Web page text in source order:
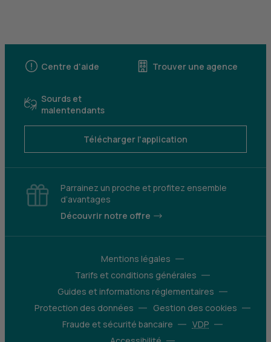
Centre d'aide Trouver une agence
Sourds et
malentendants
Télécharger l'application
Parrainez un proche et profitez ensemble
d’avantages
Découvrir notre offre
Mentions légales
Tarifs et conditions générales
Guides et informations réglementaires
Protection des données
Gestion des cookies
Fraude et sécurité bancaire
VDP